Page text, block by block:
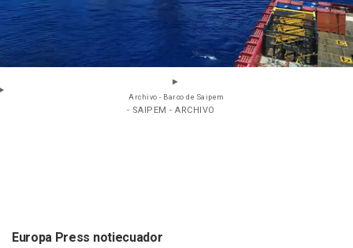
Archivo - Barco de Saipem
- SAIPEM - ARCHIVO
Europa Press notiecuador